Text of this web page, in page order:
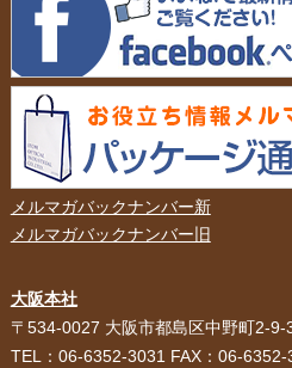
メルマガバックナンバー新
メルマガバックナンバー旧
大阪本社
〒534-0027 大阪市都島区中野町2-9-
TEL：06-6352-3031 FAX：06-6352-